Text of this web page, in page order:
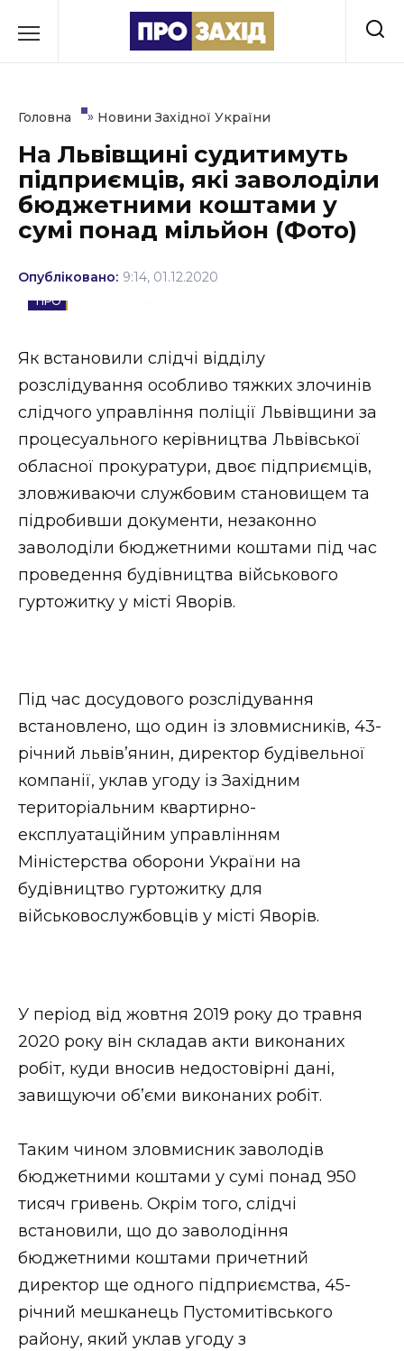
до
Культура
Освіта
Політика
Спорт
Стиль життя
Втрачений Ужгород
Втрачений Ужгород (відеоверсія)
ЗАКАРПАТСЬКІ НОВИНИ
ФОТО
ВІДЕО
Головна » Новини Західної України
На Львівщині судитимуть
підприємців, які заволоділи
бюджетними коштами у
сумі понад мільйон (Фото)
Опубліковано: 9:14, 01.12.2020
Як встановили слідчі відділу
розслідування особливо тяжких злочинів
слідчого управління поліції Львівщини за
процесуального керівництва Львівської
обласної прокуратури, двоє підприємців,
зловживаючи службовим становищем та
підробивши документи, незаконно
заволоділи бюджетними коштами під час
проведення будівництва військового
гуртожитку у місті Яворів.
Під час досудового розслідування
встановлено, що один із зловмисників, 43-
річний львів’янин, директор будівельної
компанії, уклав угоду із Західним
територіальним квартирно-
експлуатаційним управлінням
Міністерства оборони України на
будівництво гуртожитку для
військовослужбовців у місті Яворів.
У період від жовтня 2019 року до травня
2020 року він складав акти виконаних
робіт, куди вносив недостовірні дані,
завищуючи об’єми виконаних робіт.
Таким чином зловмисник заволодів
бюджетними коштами у сумі понад 950
тисяч гривень. Окрім того, слідчі
встановили, що до заволодіння
бюджетними коштами причетний
директор ще одного підприємства, 45-
річний мешканець Пустомитівського
району, який уклав угоду з